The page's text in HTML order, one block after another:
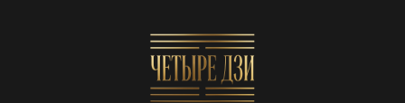
сохранять, грамотно распоряжаться и приумножать активы.
Это великолепный артефакт для тех, кто стремится быть
лидером, а также для всех, кто просто хочет стать более
уверенным и активным в жизни.